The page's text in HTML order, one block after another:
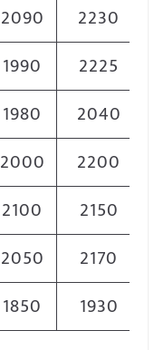
2090 2230
1990 2225
1980 2040
2000 2200
2100
2150
2050 2170
1850 1930